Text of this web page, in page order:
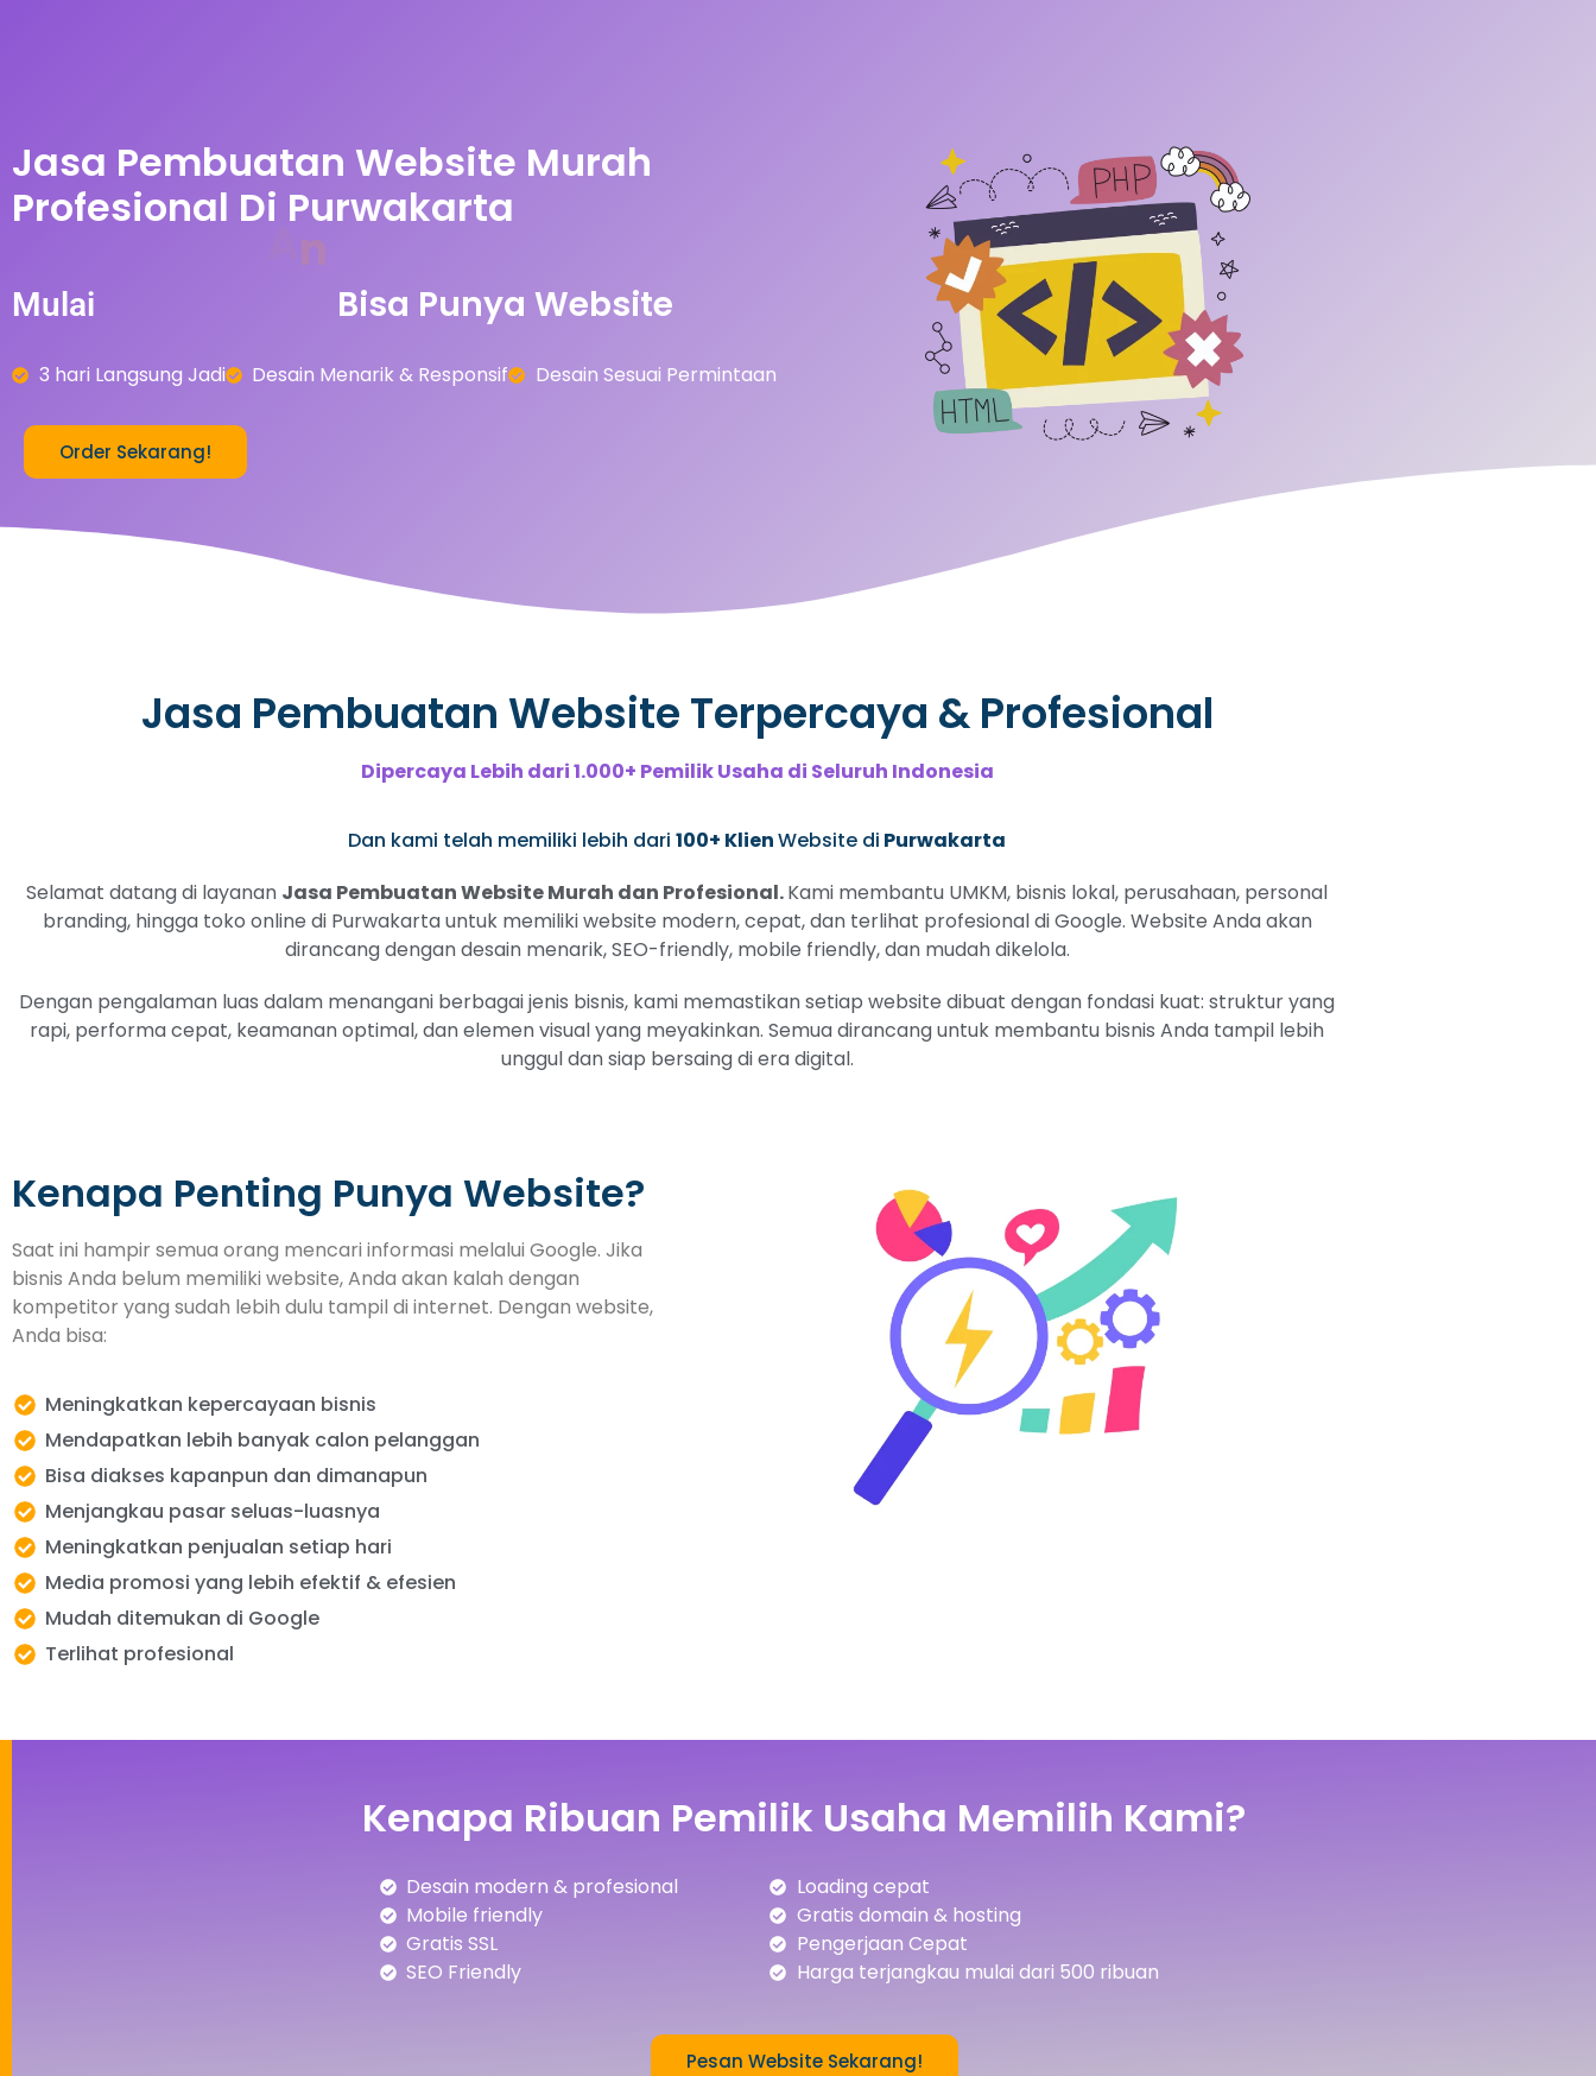
Jasa Pembuatan Website Murah
Profesional Di Purwakarta
Mulai Bisa Punya Website
3 hari Langsung Jadi Desain Menarik & Responsif Desain Sesuai Permintaan
Order Sekarang!
Jasa Pembuatan Website Terpercaya & Profesional
Dipercaya Lebih dari 1.000+ Pemilik Usaha di Seluruh Indonesia
Dan kami telah memiliki lebih dari 100+ KlienWebsite di Purwakarta
Selamat datang di layanan Jasa Pembuatan Website Murah dan Profesional.Kami membantu UMKM, bisnis lokal, perusahaan, personal
branding, hingga toko online di Purwakarta untuk memiliki website modern, cepat, dan terlihat profesional di Google. Website Anda akan
dirancang dengan desain menarik, SEO-friendly, mobile friendly, dan mudah dikelola.
Dengan pengalaman luas dalam menangani berbagai jenis bisnis, kami memastikan setiap website dibuat dengan fondasi kuat: struktur yang
rapi, performa cepat, keamanan optimal, dan elemen visual yang meyakinkan. Semua dirancang untuk membantu bisnis Anda tampil lebih
unggul dan siap bersaing di era digital.
Kenapa Penting Punya Website?
Saat ini hampir semua orang mencari informasi melalui Google. Jika
bisnis Anda belum memiliki website, Anda akan kalah dengan
kompetitor yang sudah lebih dulu tampil di internet. Dengan website,
Anda bisa:
Meningkatkan kepercayaan bisnis
Mendapatkan lebih banyak calon pelanggan
Bisa diakses kapanpun dan dimanapun
Menjangkau pasar seluas-luasnya
Meningkatkan penjualan setiap hari
Media promosi yang lebih efektif & efesien
Mudah ditemukan di Google
Terlihat profesional
Kenapa Ribuan Pemilik Usaha Memilih Kami?
Desain modern & profesional
Mobile friendly
Gratis SSL
SEO Friendly
Loading cepat
Gratis domain & hosting
Pengerjaan Cepat
Harga terjangkau mulai dari 500 ribuan
Pesan Website Sekarang!